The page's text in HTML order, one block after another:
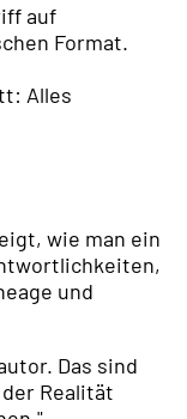
auf
Format.
Alles
wie man ein
und
Das sind
Realität